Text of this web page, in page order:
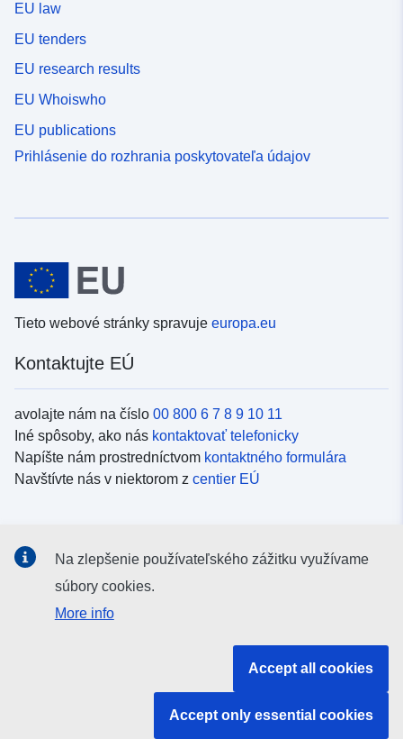
EU law
EU tenders
EU research results
EU Whoiswho
EU publications
Prihlásenie do rozhrania poskytovateľa údajov
Tieto webové stránky spravuje europa.eu
Kontaktujte EÚ
avolajte nám na číslo 00 800 6 7 8 9 10 11
Iné spôsoby, ako nás kontaktovať telefonicky
Napíšte nám prostredníctvom kontaktného formulára
Navštívte nás v niektorom z centier EÚ
Kanály EÚ nasociálnych médiách
Na zlepšenie používateľského zážitku využívame
súbory cookies.
More info
Accept all cookies
Accept only essential cookies